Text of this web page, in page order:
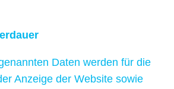
Daten werden für die
Anzeige der Website sowie